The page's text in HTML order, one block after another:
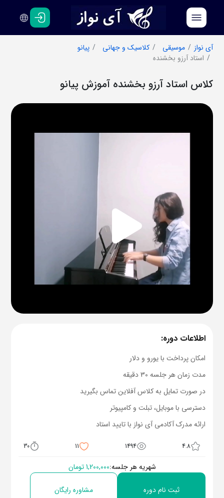
فارسی
انگلیسی
آی نواز
موسیقی کلاسیک و جهانی
پیانو
استاد آرزو بخشنده
کلاس استاد آرزو بخشنده آموزش پیانو
اطلاعات دوره:
امکان پرداخت با یورو و دلار
مدت زمان هر جلسه 30 دقیقه
در صورت تمایل به کلاس آفلاین تماس بگیرید
دسترسی با موبایل، تبلت و کامپیوتر
ارائه مدرک آکادمی آی نواز با تایید استاد
4.8
1494
11
30
شهریه هر جلسه:1,200,000 تومان
ثبت نام دوره مشاوره رایگان